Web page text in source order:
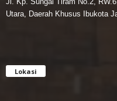
Utara, Daerah Khusus Ibukota
Lokasi